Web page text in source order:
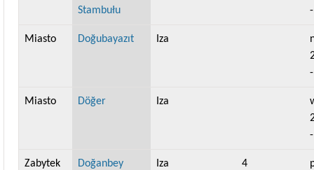
Stambułu
Miasto Doğubayazıt Iza
Miasto Döğer Iza
Zabytek Doğanbey Iza 4